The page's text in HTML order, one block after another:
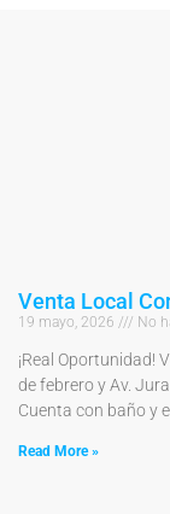
Venta Local
19 mayo, 2026 No
¡Real Oportunidad!
de febrero y Av.
Cuenta con baño y
Read More »